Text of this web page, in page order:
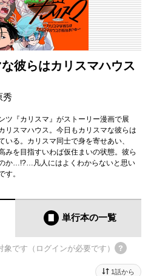
彼らはカリスマハウス
秀
ツ『カリスマ』がストーリー漫画で展
リスマハウス。今日もカリスマな彼らは
る。カリスマ同士で身を寄せあい、
みを目指すいわば仮住まいの状態。彼ら
か…!?…凡人にはよくわからないと思い
す。
単行本の一覧
象です（ログインが必要です）
1話から